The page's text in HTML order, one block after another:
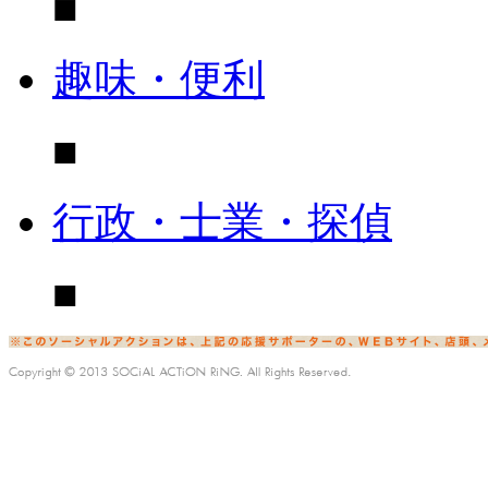
趣味・便利
■
行政・士業・探偵
■